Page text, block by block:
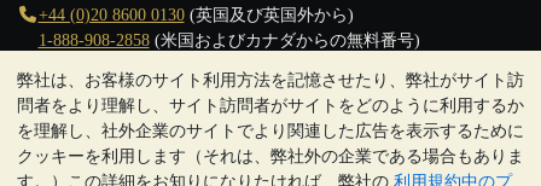
弊社は、お客様のサイト利用方法を記憶させたり、弊社がサイト訪
問者をより理解し、サイト訪問者がサイトをどのように利用するか
を理解し、社外企業のサイトでより関連した広告を表示するために
クッキーを利用します（それは、弊社外の企業である場合もありま
す。）この詳細をお知りになりたければ、弊社の 利用規約中のプ
+44 (0)20 8600 0130(英国及び英国外から)
1-888-908-2858(米国およびカナダからの無料番号)
クリックして通話を開始
営業時間:
9:00～20:30 (英国), 月曜日から金曜日
17:00～2:30（日本時間）, 月曜日から金曜日